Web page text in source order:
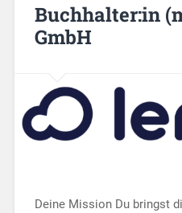
Buchhalter:in
GmbH
Deine Mission Du bringst